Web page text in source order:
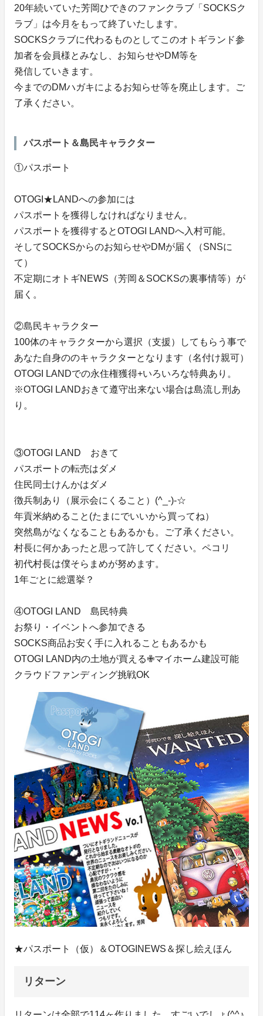
20年続いていた芳岡ひできのファンクラブ「SOCKSク
ラブ」は今月をもって終了いたします。
SOCKSクラブに代わるものとしてこのオトギランド参
加者を会員様とみなし、お知らせやDM等を
発信していきます。
今までのDMハガキによるお知らせ等を廃止します。ご
了承ください。
パスポート＆島民キャラクター
①パスポート
OTOGI★LANDへの参加には
パスポートを獲得しなければなりません。
パスポートを獲得するとOTOGI LANDへ入村可能。
そしてSOCKSからのお知らせやDMが届く（SNSに
て）
不定期にオトギNEWS（芳岡＆SOCKSの裏事情等）が
届く。
②島民キャラクター
100体のキャラクターから選択（支援）してもらう事で
あなた自身ののキャラクターとなります（名付け親可）
OTOGI LANDでの永住権獲得+いろいろな特典あり。
※OTOGI LANDおきて遵守出来ない場合は島流し刑あ
り。
③OTOGI LAND おきて
パスポートの転売はダメ
住民同士けんかはダメ
徴兵制あり（展示会にくること）(^_-)-☆
年貢米納めること(たまにでいいから買ってね）
突然島がなくなることもあるかも。ご了承ください。
村長に何かあったと思って許してください。ペコリ
初代村長は僕そらまめが努めます。
1年ごとに総選挙？
④OTOGI LAND 島民特典
お祭り・イベントへ参加できる
SOCKS商品お安く手に入れることもあるかも
OTOGI LAND内の土地が買える✙マイホーム建設可能
クラウドファンディング挑戦OK
★パスポート（仮）＆OTOGINEWS＆探し絵えほん
リターン